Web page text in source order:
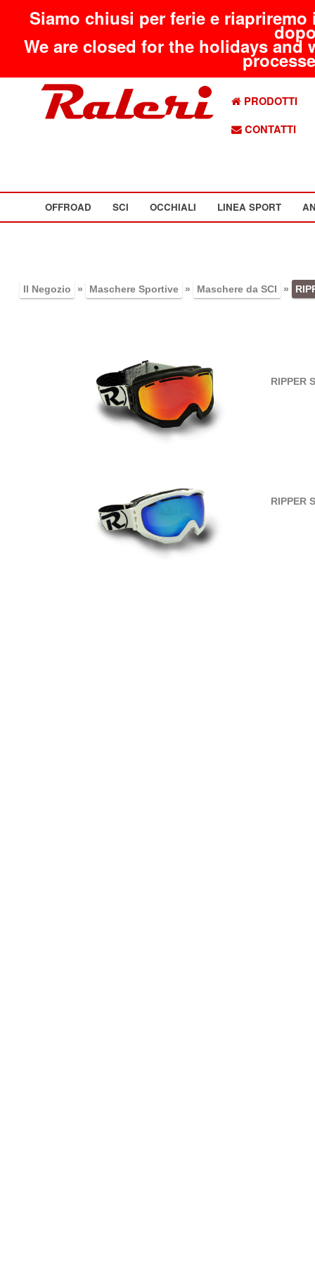
Siamo chiusi per ferie e
We are closed for the holidays
PRODOTTI
CONTATTI
OFFROAD SCI OCCHIALI LINEA SPORT
Il Negozio » Maschere Sportive » Maschere da SCI »
RIPPER
RIPPER